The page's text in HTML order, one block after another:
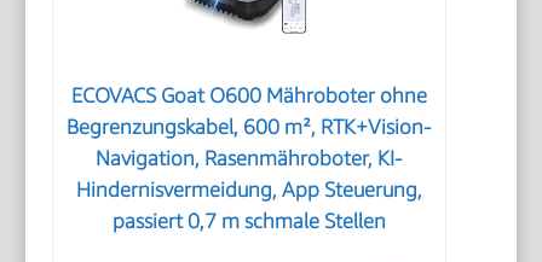
ECOVACS Goat O600 Mähroboter ohne
Begrenzungskabel, 600 m², RTK+Vision-
Navigation, Rasenmähroboter, KI-
Hindernisvermeidung, App Steuerung,
passiert 0,7 m schmale Stellen